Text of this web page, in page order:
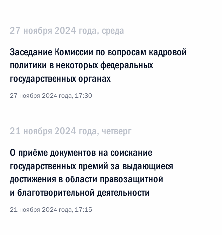
27 ноября 2024 года, среда
Заседание Комиссии по вопросам кадровой
политики в некоторых федеральных
государственных органах
27 ноября 2024 года, 17:30
21 ноября 2024 года, четверг
О приёме документов на соискание
государственных премий за выдающиеся
достижения в области правозащитной
и благотворительной деятельности
21 ноября 2024 года, 17:15